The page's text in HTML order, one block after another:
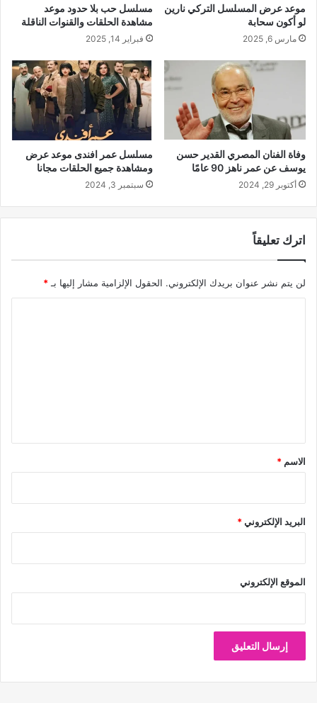
موعد عرض المسلسل التركي نارين
لو أكون سحابة
مارس 6, 2025
مسلسل حب بلا حدود موعد
مشاهدة الحلقات والقنوات الناقلة
فبراير 14, 2025
وفاة الفنان المصري القدير حسن
يوسف عن عمر ناهز 90 عامًا
أكتوبر 29, 2024
مسلسل عمر افندى موعد عرض
ومشاهدة جميع الحلقات مجانا
سبتمبر 3, 2024
اترك تعليقاً
لن يتم نشر عنوان بريدك الإلكتروني. الحقول الإلزامية مشار إليها بـ *
*
الاسم *
البريد الإلكتروني*
الموقع الإلكتروني